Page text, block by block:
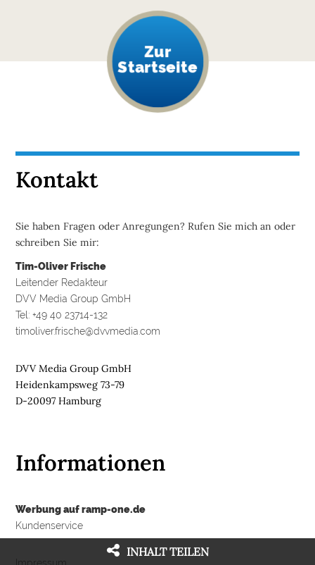
Zur
Startseite
Kontakt
Sie haben Fragen oder Anregungen? Rufen Sie mich an oder
schreiben Sie mir:
Tim-Oliver Frische
Leitender Redakteur
DVV Media Group GmbH
Tel: +49 40 23714-132
timoliver.frische@dvvmedia.com
DVV Media Group GmbH
Heidenkampsweg 73-79
D-20097 Hamburg
Informationen
Werbung auf ramp-one.de
Kundenservice
INHALT TEILEN